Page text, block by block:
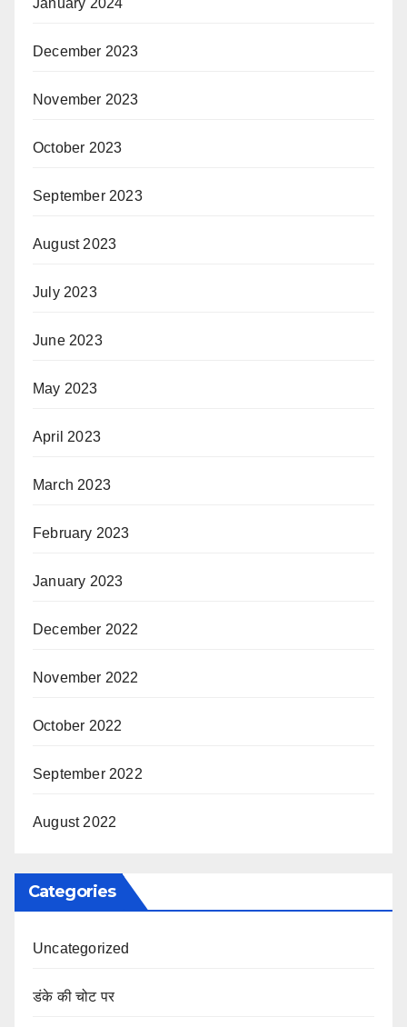
January 2024
December 2023
November 2023
October 2023
September 2023
August 2023
July 2023
June 2023
May 2023
April 2023
March 2023
February 2023
January 2023
December 2022
November 2022
October 2022
September 2022
August 2022
Categories
Uncategorized
डंके की चोट पर